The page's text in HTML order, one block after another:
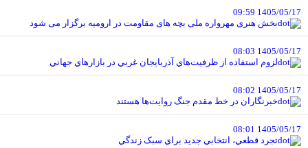
1405/05/17 09:59
بخش هنری مهرواره ملی بچه های مقاومت در ارومیه برگزار می شود
1405/05/17 08:03
لزوم استفاده از ظرفيت‌هاي آذربايجان غربي در بازارهاي جهاني
1405/05/17 08:02
خبرنگاران در خط مقدم جنگ روايت‌ها هستند
1405/05/17 08:01
تجرد قطعي، انتخابي جديد براي سبک زندگي